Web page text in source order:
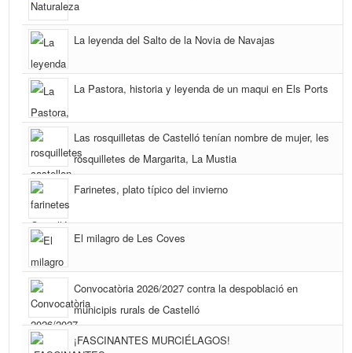
La leyenda del Salto de la Novia de Navajas
La Pastora, historia y leyenda de un maqui en Els Ports
Las rosquilletas de Castelló tenían nombre de mujer, les
rosquilletes de Margarita, La Mustia
Farinetes, plato típico del invierno
El milagro de Les Coves
Convocatòria 2026/2027 contra la despoblació en
municipis rurals de Castelló
¡FASCINANTES MURCIÉLAGOS!